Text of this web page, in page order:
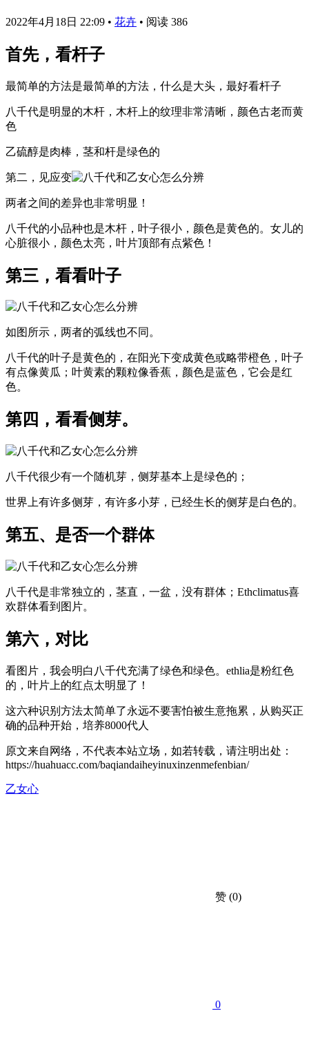
2022年4月18日 22:09 • 花卉 • 阅读 386
首先，看杆子
最简单的方法是最简单的方法，什么是大头，最好看杆子
八千代是明显的木杆，木杆上的纹理非常清晰，颜色古老而黄
色
乙硫醇是肉棒，茎和杆是绿色的
第二，见应变
两者之间的差异也非常明显！
八千代的小品种也是木杆，叶子很小，颜色是黄色的。女儿的
心脏很小，颜色太亮，叶片顶部有点紫色！
第三，看看叶子
如图所示，两者的弧线也不同。
八千代的叶子是黄色的，在阳光下变成黄色或略带橙色，叶子
有点像黄瓜；叶黄素的颗粒像香蕉，颜色是蓝色，它会是红
色。
第四，看看侧芽。
八千代很少有一个随机芽，侧芽基本上是绿色的；
世界上有许多侧芽，有许多小芽，已经生长的侧芽是白色的。
第五、是否一个群体
八千代是非常独立的，茎直，一盆，没有群体；Ethclimatus喜
欢群体看到图片。
第六，对比
看图片，我会明白八千代充满了绿色和绿色。ethlia是粉红色
的，叶片上的红点太明显了！
这六种识别方法太简单了永远不要害怕被生意拖累，从购买正
确的品种开始，培养8000代人
原文来自网络，不代表本站立场，如若转载，请注明出处：
https://huahuacc.com/baqiandaiheyinuxinzenmefenbian/
乙女心
赞 (0)
0